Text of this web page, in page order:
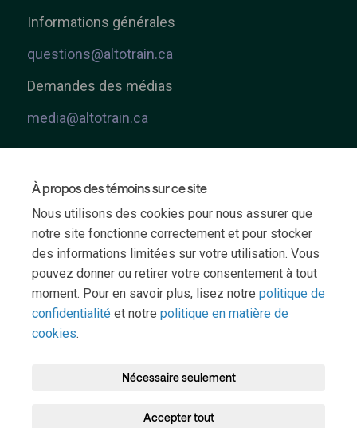
À propos des témoins sur ce site
Nous utilisons des cookies pour nous assurer que
notre site fonctionne correctement et pour stocker
des informations limitées sur votre utilisation. Vous
pouvez donner ou retirer votre consentement à tout
moment. Pour en savoir plus, lisez notre politique de
confidentialité et notre politique en matière de
cookies.
Nécessaire seulement
Accepter tout
Informations générales
questions@altotrain.ca
Demandes des médias
media@altotrain.ca
S'abonner
Restez informé de l'évolution du projet
en vous abonnant à notre infolettre
mensuelle